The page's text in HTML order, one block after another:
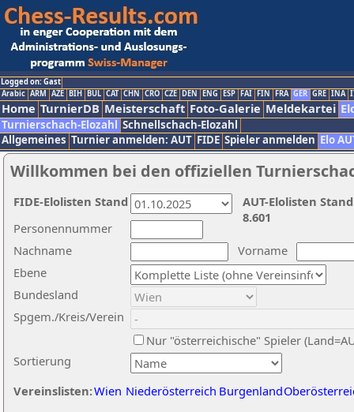
Logged on: Gast
Arabic ARM AZE BIH BUL CAT CHN CRO CZE DEN ENG ESP FAI FIN FRA GER GRE INA
Home TurnierDB Meisterschaft Foto-Galerie Meldekartei
Turnierschach-Elozahl Schnellschach-Elozahl
Allgemeines Turnier anmelden: AUT FIDE Spieler anmelden Elo
Willkommen bei den offiziellen
Nachname
Vorname
Ebene
Sortierung
Personennummer
Bundesland
Spgem./Kreis/Verein
Nur "österreichische" Spieler
Vereinslisten:Wien Niederösterreich Burgenland
AUT-Elolisten
8.601
FIDE-Elolisten Stand